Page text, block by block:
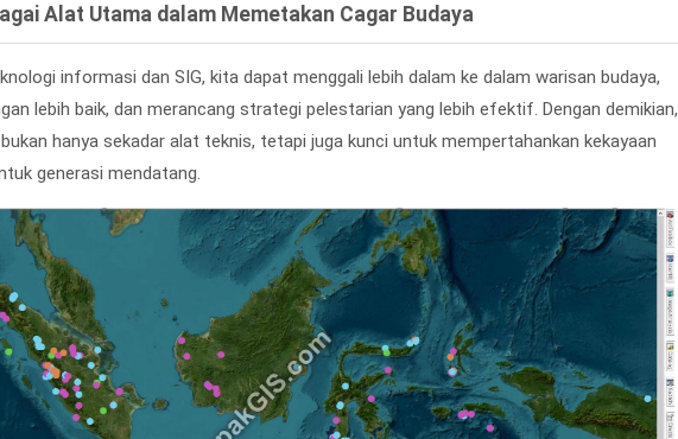
Alat Utama dalam Memetakan Cagar Budaya
informasi dan SIG, kita dapat menggali lebih dalam ke dalam warisan budaya,
lebih baik, dan merancang strategi pelestarian yang lebih efektif. Dengan demikian,
hanya sekadar alat teknis, tetapi juga kunci untuk mempertahankan kekayaan
generasi mendatang.